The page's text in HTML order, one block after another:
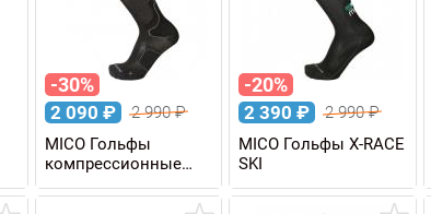
-30%
2 090 ₽ 2 990₽
MICO Гольфы
компрессионные
COMPRESSION OXI-
JET
-20%
2 390 ₽ 2 990₽
MICO Гольфы X-RACE
SKI